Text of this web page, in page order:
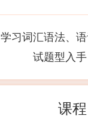
学习词汇语法、
试题型入
课